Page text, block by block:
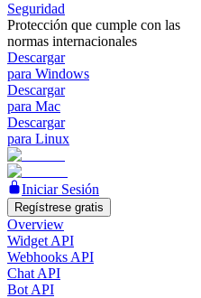
Seguridad
Protección que cumple con las
normas internacionales
Descargar
para Windows
Descargar
para Mac
Descargar
para Linux
Iniciar Sesión
Regístrese gratis
Overview
Widget API
Webhooks API
Chat API
Bot API